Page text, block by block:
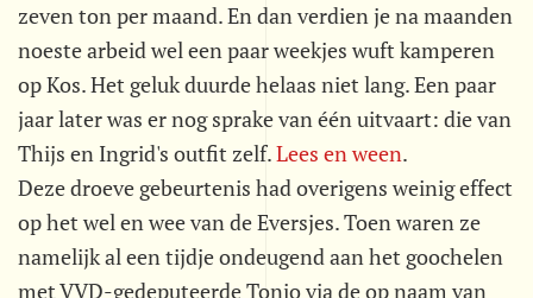
zeven ton per maand. En dan verdien je na maanden
noeste arbeid wel een paar weekjes wuft kamperen
op Kos. Het geluk duurde helaas niet lang. Een paar
jaar later was er nog sprake van één uitvaart: die van
Thijs en Ingrid's outfit zelf.Lees en ween.
Deze droeve gebeurtenis had overigens weinig effect
op het wel en wee van de Eversjes. Toen waren ze
namelijk al een tijdje ondeugend aan het goochelen
met VVD-gedeputeerde Tonio via de op naam van